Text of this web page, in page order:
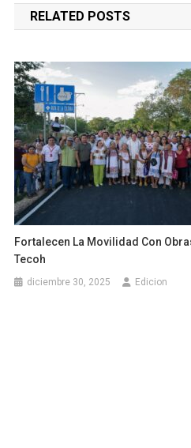
entradas
RELATED POSTS
Fortalecen La Movilidad Con
Tecoh
diciembre 30, 2025 Edicion